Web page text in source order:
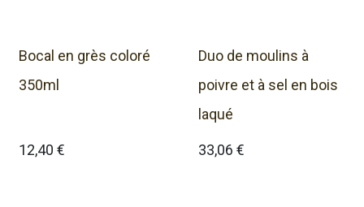
Bocal en grès coloré
350ml
12,40 €
Duo de moulins à
poivre et à sel en bois
laqué
33,06 €